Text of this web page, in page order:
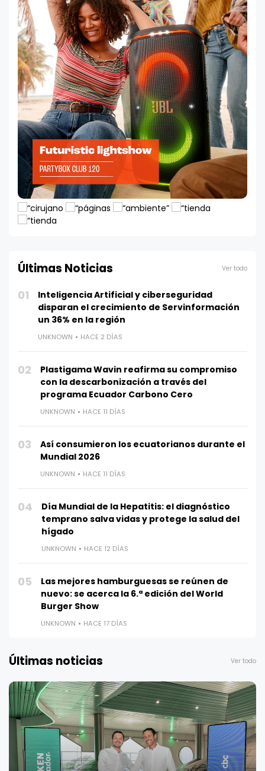
Últimas Noticias Ver todo
01
Inteligencia Artificial y ciberseguridad
disparan el crecimiento de Servinformación
un 36% en la región
UNKNOWN HACE 2 DÍAS
02
Plastigama Wavin reafirma su compromiso
con la descarbonización a través del
programa Ecuador Carbono Cero
UNKNOWN HACE 11 DÍAS
03
Así consumieron los ecuatorianos durante el
Mundial 2026
UNKNOWN HACE 11 DÍAS
04
Día Mundial de la Hepatitis: el diagnóstico
temprano salva vidas y protege la salud del
hígado
UNKNOWN HACE 12 DÍAS
05
Las mejores hamburguesas se reúnen de
nuevo: se acerca la 6.ª edición del World
Burger Show
UNKNOWN HACE 17 DÍAS
Últimas noticias Ver todo